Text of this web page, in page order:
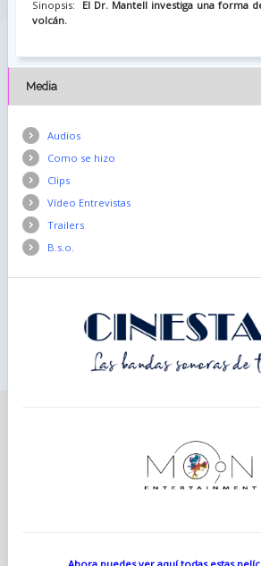
Sinopsis: El Dr. Mantell investiga una forma
volcán.
Media
Audios
Como se hizo
Clips
Vídeo Entrevistas
Trailers
B.s.o.